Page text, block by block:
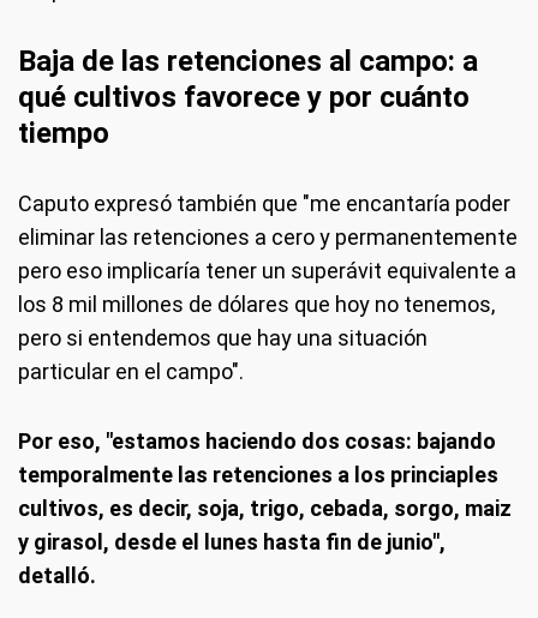
Baja de las retenciones al campo: a
qué cultivos favorece y por cuánto
tiempo
Caputo expresó también que "me encantaría poder
eliminar las retenciones a cero y permanentemente
pero eso implicaría tener un superávit equivalente a
los 8 mil millones de dólares que hoy no tenemos,
pero si entendemos que hay una situación
particular en el campo".
Por eso, "estamos haciendo dos cosas: bajando
temporalmente las retenciones a los princiaples
cultivos, es decir, soja, trigo, cebada, sorgo, maiz
y girasol, desde el lunes hasta fin de junio",
detalló.